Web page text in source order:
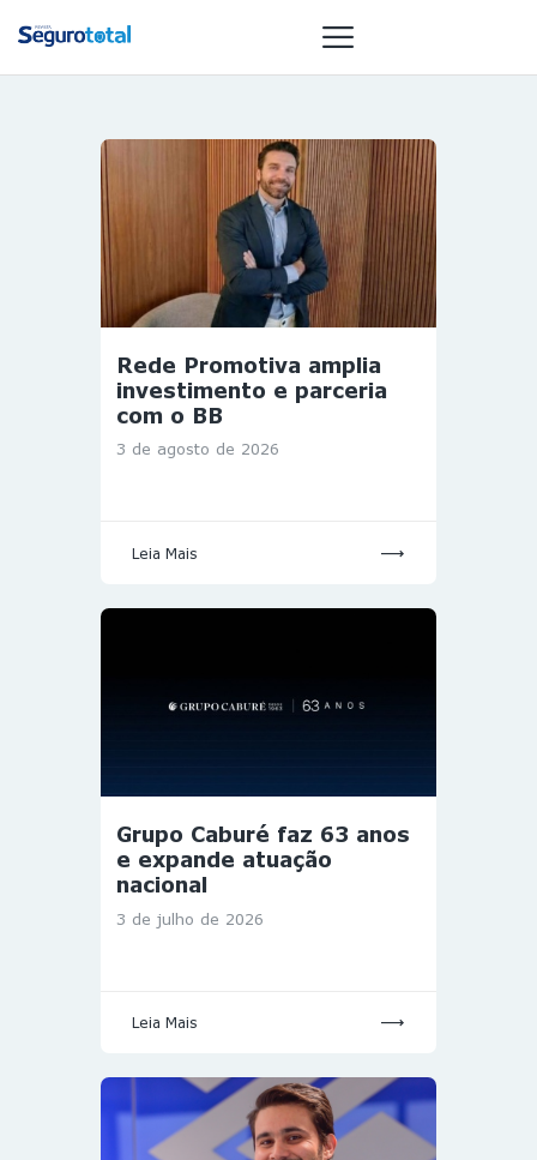
NOTÍCIAS
REVISTA
ESPECIAIS
GAIVOTA DE
OURO
MULHERES
GESTORAS
HOMEST
Rede Promotiva amplia
investimento e parceria
com o BB
3 de agosto de 2026
Leia Mais
Grupo Caburé faz 63 anos
e expande atuação
nacional
3 de julho de 2026
Leia Mais